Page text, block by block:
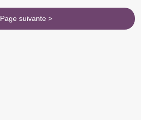
Page suivante >